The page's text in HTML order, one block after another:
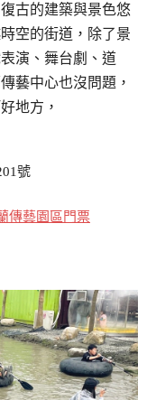
古的建築與景色悠
空的街道，除了景
演、舞台劇、道
藝中心也沒問題，
地方，
號
傳藝園區門票